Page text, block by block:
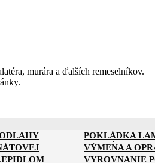
murára a ďalších remeselníkov.
POKLÁDKA
PODLAHY POKLÁDKA
VÝMENA A
VYROVNANIE